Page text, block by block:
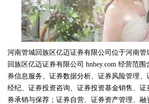
河南管城回族区亿迈证券有限公司位于河南
回族区亿迈证券有限公司 hnhey.com 经营范
券信息服务、证券数据分析、证券风险管理、
经纪、证券投资咨询、证券投资基金销售、证
券承销与保荐；证券自营、证券资产管理、